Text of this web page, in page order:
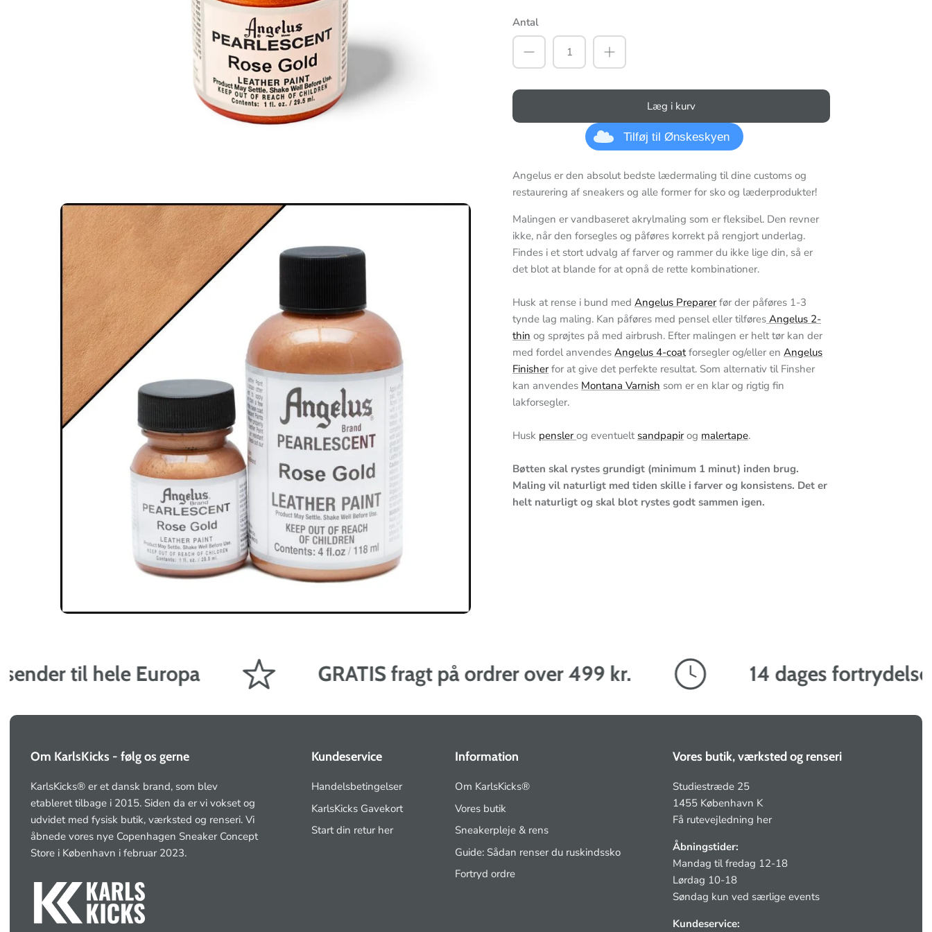
Antal
Læg i kurv
Tilføj til Ønskeskyen
Angelus er den absolut bedste lædermaling til dine customs og
restaurering af sneakers og alle former for sko og læderprodukter!
Malingen er vandbaseret akrylmaling som er fleksibel. Den revner
ikke, når den forsegles og påføres korrekt på rengjort underlag.
Findes i et stort udvalg af farver og rammer du ikke lige din, så er
det blot at blande for at opnå de rette kombinationer.
Husk at rense i bund medAngelus Preparerfør der påføres 1-3
tynde lag maling. Kan påføres med pensel eller tilføres Angelus 2-
thin og sprøjtes på med airbrush. Efter malingen er helt tør kan der
med fordel anvendesAngelus 4-coatforsegler og/eller enAngelus
Finisherfor at give det perfekte resultat. Som alternativ til Finsher
kan anvendes Montana Varnish som er en klar og rigtig fin
lakforsegler.
Husk penslerog eventuelt sandpapirog malertape.
Bøtten skal rystes grundigt (minimum 1 minut) inden brug.
Maling vil naturligt med tiden skille i farver og konsistens. Det er
helt naturligt og skal blot rystes godt sammen igen.
til hele Europa GRATIS fragt på ordrer over 499 kr. 14 dages
Om KarlsKicks - følg os gerne
KarlsKicks® er et dansk brand, som blev
etableret tilbage i 2015. Siden da er vi vokset og
udvidet med fysisk butik, værksted og renseri. Vi
åbnede vores nye Copenhagen Sneaker Concept
Store i København i februar 2023.
Kundeservice
Handelsbetingelser
KarlsKicks Gavekort
Start din retur her
Information
Om KarlsKicks®
Vores butik
Sneakerpleje & rens
Guide: Sådan renser du ruskindssko
Fortryd ordre
Vores butik, værksted og renseri
Studiestræde 25
1455 København K
Få rutevejledning her
Åbningstider:
Mandag til fredag 12-18
Lørdag 10-18
Søndag kun ved særlige events
Kundeservice: